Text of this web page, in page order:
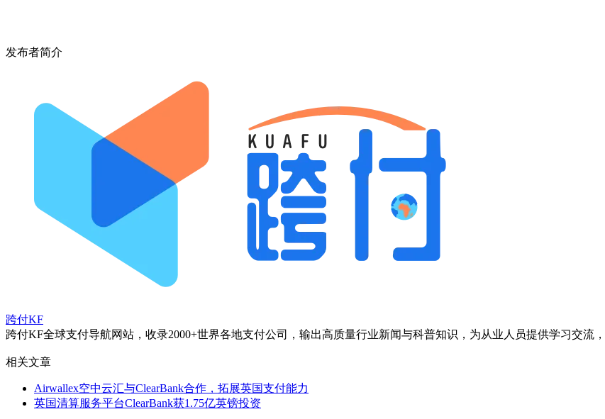
发布者简介
跨付KF
跨付KF全球支付导航网站，收录2000+世界各地支付公司，输出高质量行业新闻与科普知识，为从业人员提供学习交流
相关文章
Airwallex空中云汇与ClearBank合作，拓展英国支付能力
英国清算服务平台ClearBank获1.75亿英镑投资